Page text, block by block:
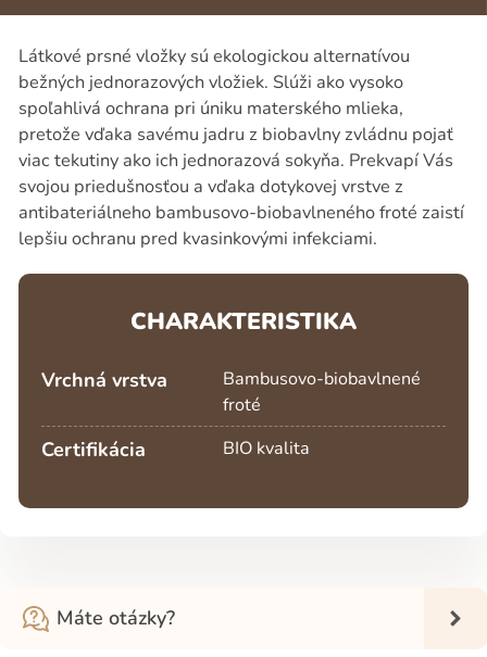
Látkové prsné vložky sú ekologickou alternatívou
bežných jednorazových vložiek. Slúži ako vysoko
spoľahlivá ochrana pri úniku materského mlieka,
pretože vďaka savému jadru z biobavlny zvládnu pojať
viac tekutiny ako ich jednorazová sokyňa. Prekvapí Vás
svojou priedušnosťou a vďaka dotykovej vrstve z
antibateriálneho bambusovo-biobavlneného froté zaistí
lepšiu ochranu pred kvasinkovými infekciami.
CHARAKTERISTIKA
Vrchná vrstva
Bambusovo-biobavlnené
froté
Certifikácia BIO kvalita
Máte otázky?